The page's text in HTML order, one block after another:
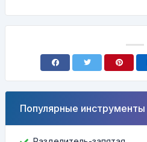
Популярные инструменты